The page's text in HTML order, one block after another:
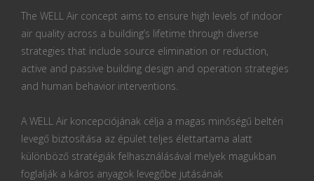
The WELL Air concept aims to ensure high levels of indoor
air quality across a building’s lifetime through diverse
strategies that include source elimination or reduction,
active and passive building design and operation strategies
and human behavior interventions.
A WELL Air koncepciójának célja a magas minőségű beltéri
levegő biztosítása az épület teljes élettartama alatt
különböző stratégiák felhasználásával melyek magukban
foglalják a káros anyagok levegőbe jutásának